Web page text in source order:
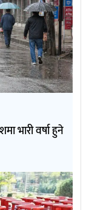
भारी वर्षा हुने